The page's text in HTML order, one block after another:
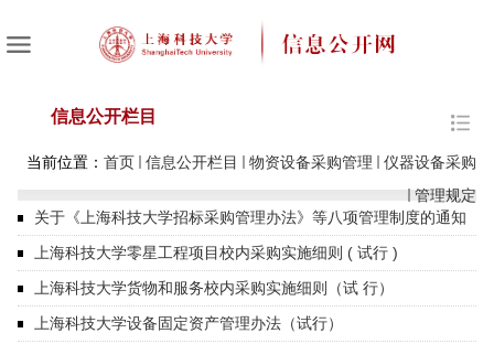
信息公开栏目
当前位置： 首页 信息公开栏目 物资设备采购管理
仪器设备采购
管理规定
关于《上海科技大学招标采购管理办法》等八项管理制度的通知
上海科技大学零星工程项目校内采购实施细则 ( 试行 )
上海科技大学货物和服务校内采购实施细则（试 行）
上海科技大学设备固定资产管理办法（试行）